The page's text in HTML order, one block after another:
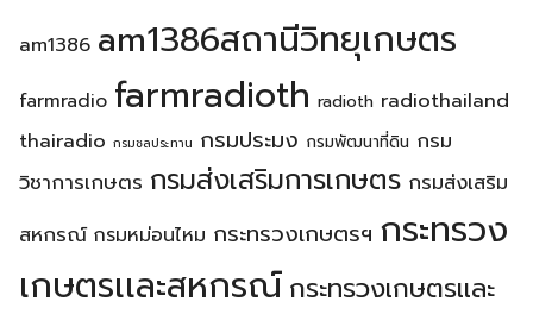
am1386 am1386สถานีวิทยุเกษตร
farmradio farmradioth radioth radiothailand
thairadio กรมชลประทาน กรมประมง กรมพัฒนาที่ดิน กรม
วิชาการเกษตร กรมส่งเสริมการเกษตร กรมส่งเสริม
สหกรณ์ กรมหม่อนไหม กระทรวงเกษตรฯ กระทรวง
เกษตรเเละสหกรณ์ กระทรวงเกษตรเเละ